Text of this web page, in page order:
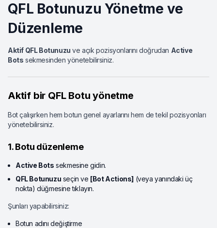
QFL Botunuzu Yönetme ve
Düzenleme
Aktif QFL Botunuzu ve açık pozisyonlarını doğrudan Active
Bots sekmesinden yönetebilirsiniz.
Aktif bir QFL Botu yönetme
Bot çalışırken hem botun genel ayarlarını hem de tekil pozisyonları
yönetebilirsiniz.
1. Botu düzenleme
Active Bots sekmesine gidin.
QFL Botunuzu seçin ve [Bot Actions] (veya yanındaki üç
nokta) düğmesine tıklayın.
Şunları yapabilirsiniz:
Botun adını değiştirme